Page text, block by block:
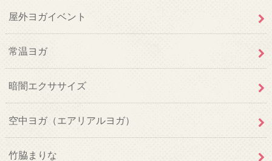
屋外ヨガイベント
常温ヨガ
暗闇エクササイズ
空中ヨガ（エアリアルヨガ）
竹脇まりな